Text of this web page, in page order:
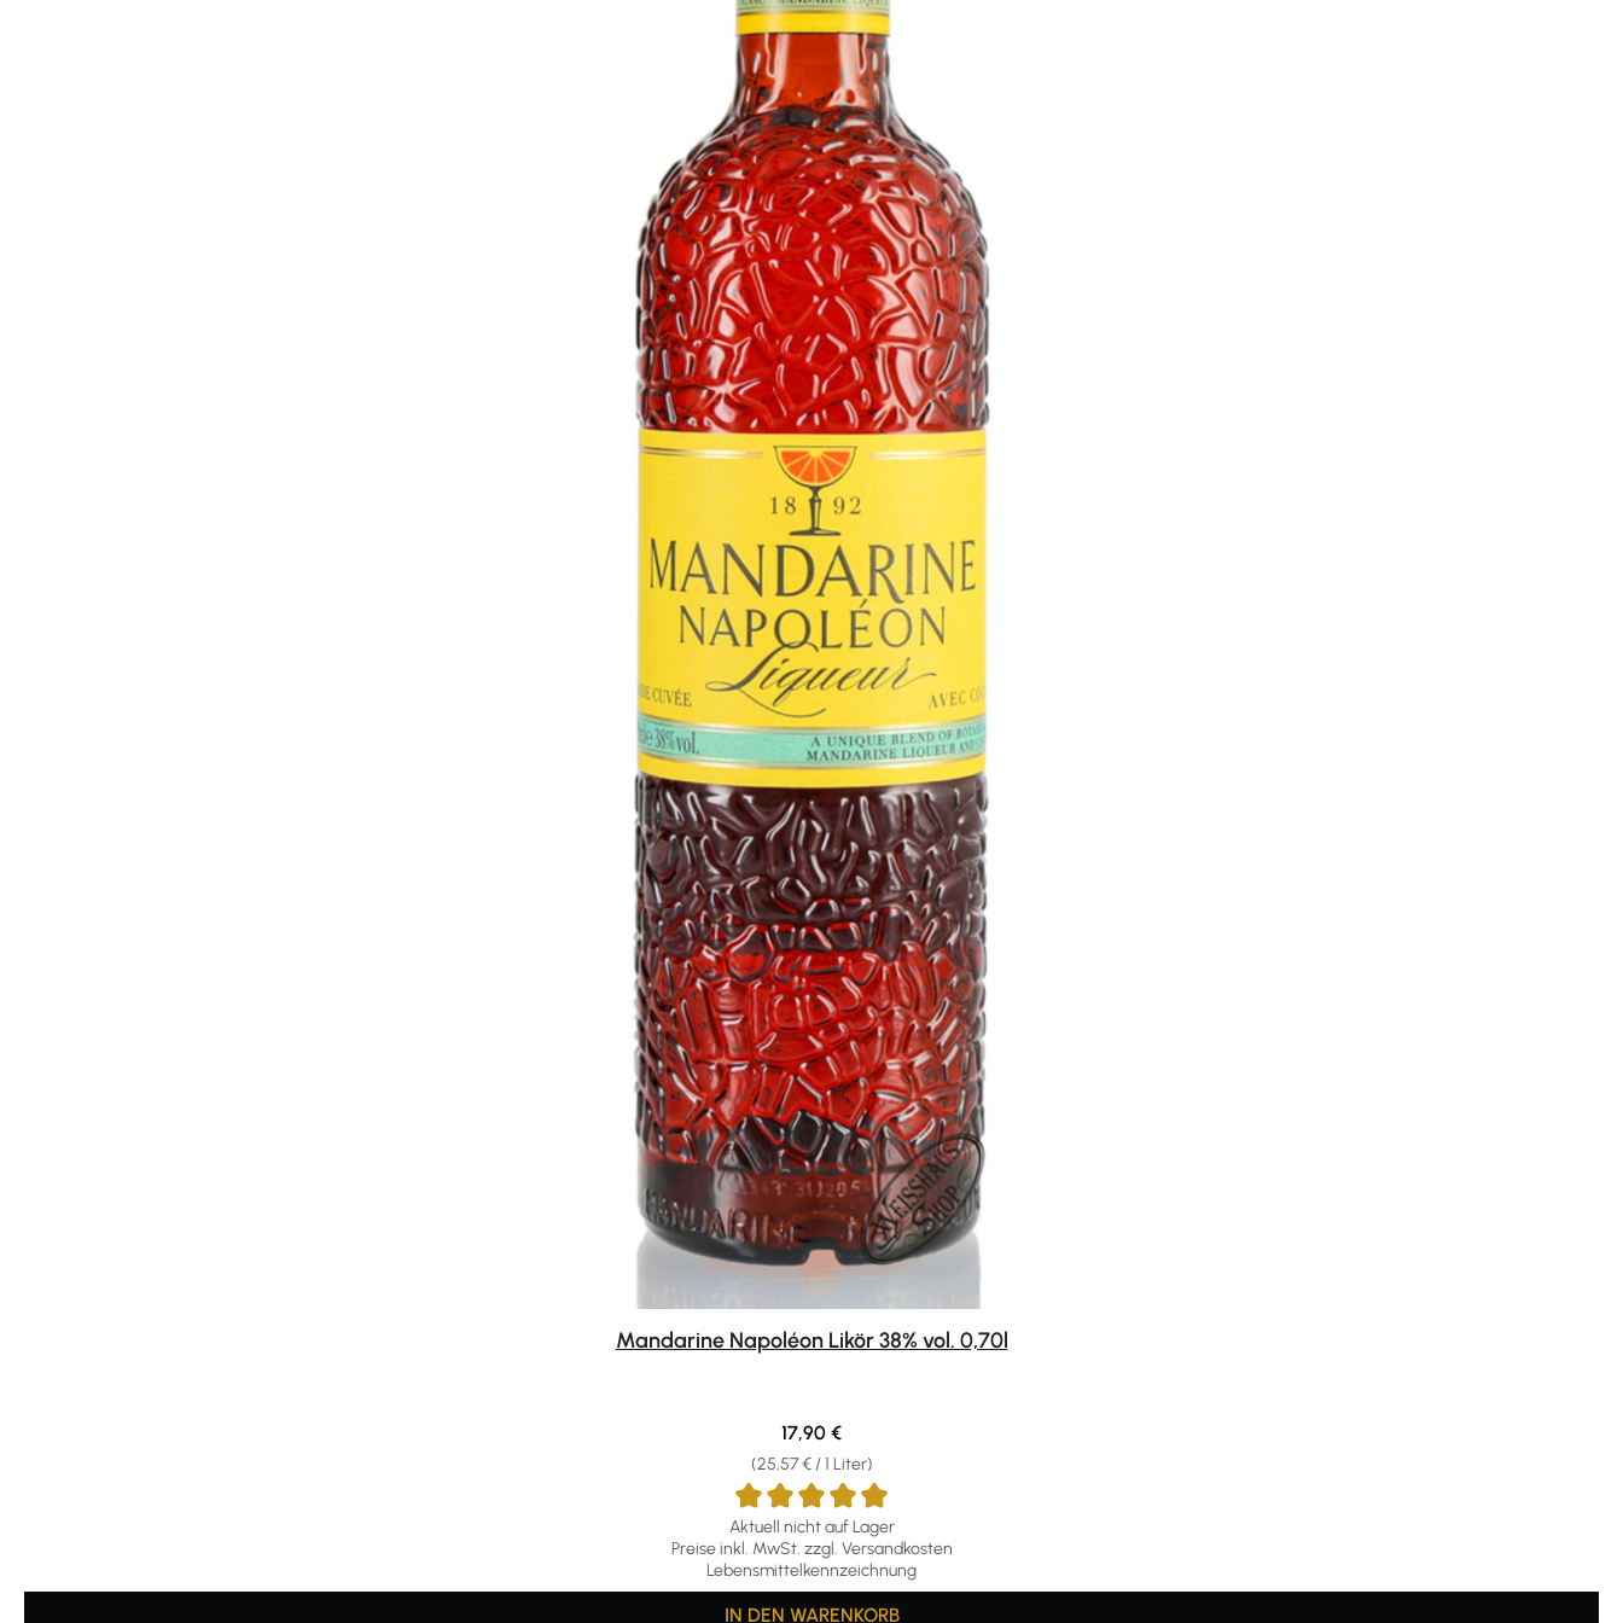
Mandarine Napoléon Likör 38% vol. 0,70l
Aktuell nicht auf Lager
Preise inkl. MwSt. zzgl. Versandkosten
Lebensmittelkennzeichnung
(25,57 € / 1 Liter)
Regulärer Preis:
17,90 €
IN DEN WARENKORB